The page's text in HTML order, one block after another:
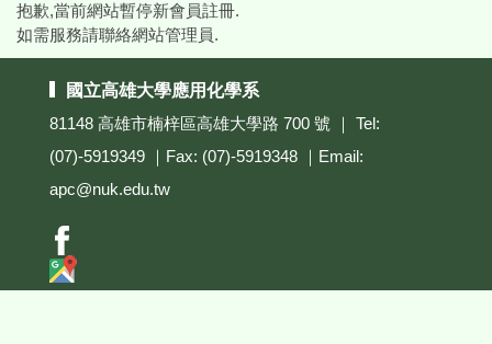
抱歉,當前網站暫停新會員註冊.
如需服務請聯絡網站管理員.
國立高雄大學應用化學系
81148 高雄市楠梓區高雄大學路 700 號 ｜ Tel:
(07)-5919349 ｜Fax: (07)-5919348 ｜Email:
apc@nuk.edu.tw